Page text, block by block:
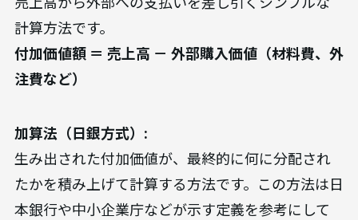
計算方法です。
付加価値額 ＝ 売上高 － 外部購入価値（材料費、外
注費など）
加算法（日銀方式）:
生み出された付加価値が、最終的に何に分配され
たかを積み上げて計算する方法です。この方法は日
本銀行や中小企業庁などが示す定義を参考にして